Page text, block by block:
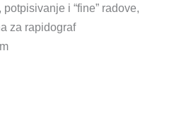
i “fine” radove,
za rapidograf